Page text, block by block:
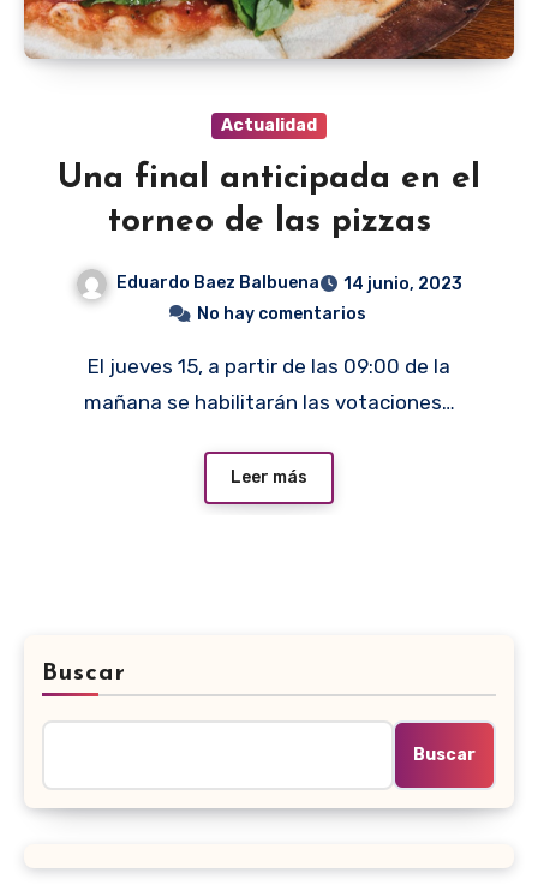
Actualidad
Una final anticipada en el
torneo de las pizzas
Eduardo Baez Balbuena
14 junio, 2023
No hay comentarios
El jueves 15, a partir de las 09:00 de la
mañana se habilitarán las votaciones…
Leer más
Buscar
Buscar